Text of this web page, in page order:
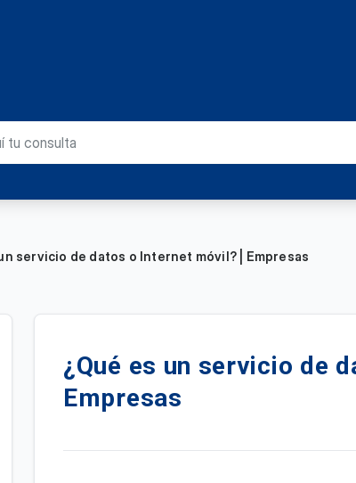
servicio de datos o Internet móvil? | Empresas
¿Qué es un servicio de
Empresas